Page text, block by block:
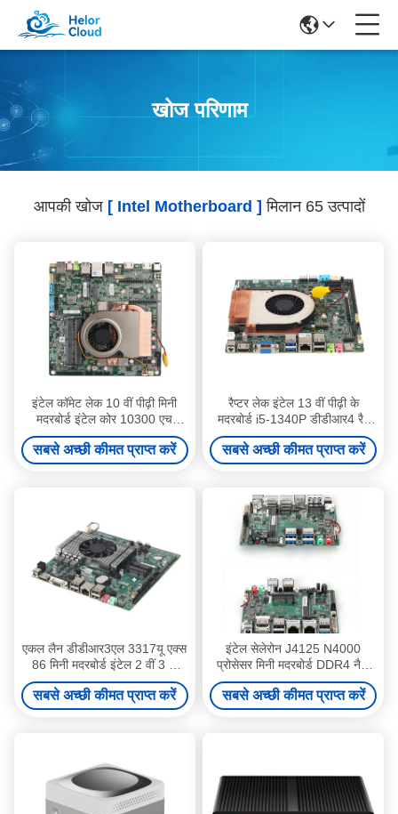
खोज परिणाम
आपकी खोज [ Intel Motherboard ] मिलान 65 उत्पादों
इंटेल कॉमेट लेक 10 वीं पीढ़ी मिनी
मदरबोर्ड इंटेल कोर 10300 एच
प्रोसेसर डीडीआर4
सबसे अच्छी कीमत प्राप्त करें
रैप्टर लेक इंटेल 13 वीं पीढ़ी के
मदरबोर्ड i5-1340P डीडीआर4 रैम
एकल लैन 6COM
सबसे अच्छी कीमत प्राप्त करें
एकल लैन डीडीआर3एल 3317यू एक्स
86 मिनी मदरबोर्ड इंटेल 2 वीं 3 वीं
पीढ़ी कोर प्रोसेसर
सबसे अच्छी कीमत प्राप्त करें
इंटेल सेलेरोन J4125 N4000
प्रोसेसर मिनी मदरबोर्ड DDR4 नैनो
120mm x 120mm
सबसे अच्छी कीमत प्राप्त करें